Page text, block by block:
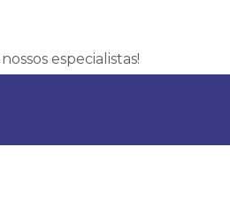
especialistas!